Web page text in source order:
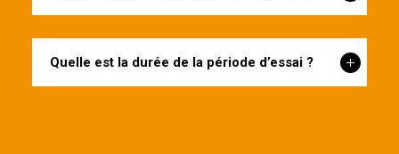
Quelle est la durée de la période d’essai ?